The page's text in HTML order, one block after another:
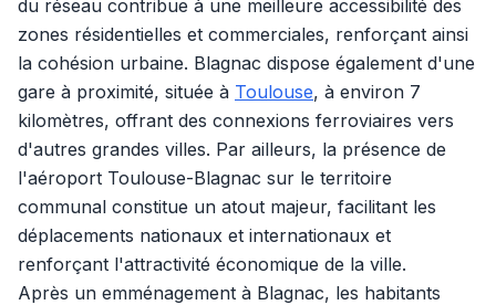
du réseau contribue à une meilleure accessibilité des
zones résidentielles et commerciales, renforçant ainsi
la cohésion urbaine. Blagnac dispose également d'une
gare à proximité, située à Toulouse, à environ 7
kilomètres, offrant des connexions ferroviaires vers
d'autres grandes villes. Par ailleurs, la présence de
l'aéroport Toulouse-Blagnac sur le territoire
communal constitue un atout majeur, facilitant les
déplacements nationaux et internationaux et
renforçant l'attractivité économique de la ville.
Après un emménagement à Blagnac, les habitants